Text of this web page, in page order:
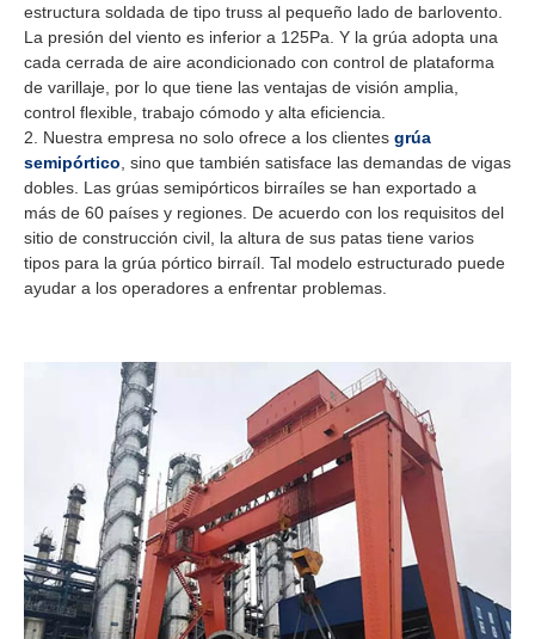
estructura soldada de tipo truss al pequeño lado de barlovento.
La presión del viento es inferior a 125Pa. Y la grúa adopta una
cada cerrada de aire acondicionado con control de plataforma
de varillaje, por lo que tiene las ventajas de visión amplia,
control flexible, trabajo cómodo y alta eficiencia.
Nuestra empresa no solo ofrece a los clientes grúa
semipórtico , sino que también satisface las demandas de vigas
dobles. Las grúas semipórticos birraíles se han exportado a
más de 60 países y regiones. De acuerdo con los requisitos del
sitio de construcción civil, la altura de sus patas tiene varios
tipos para la grúa pórtico birraíl. Tal modelo estructurado puede
ayudar a los operadores a enfrentar problemas.